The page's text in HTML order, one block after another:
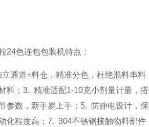
24色连包包装机特点：
通道+料仓，精准分色，杜绝混料串
料；3. 精准适配1-10克小剂量计量，
参数，新手易上手；5. 防静电设计，
化程度高；7. 304不锈钢接触物料部件